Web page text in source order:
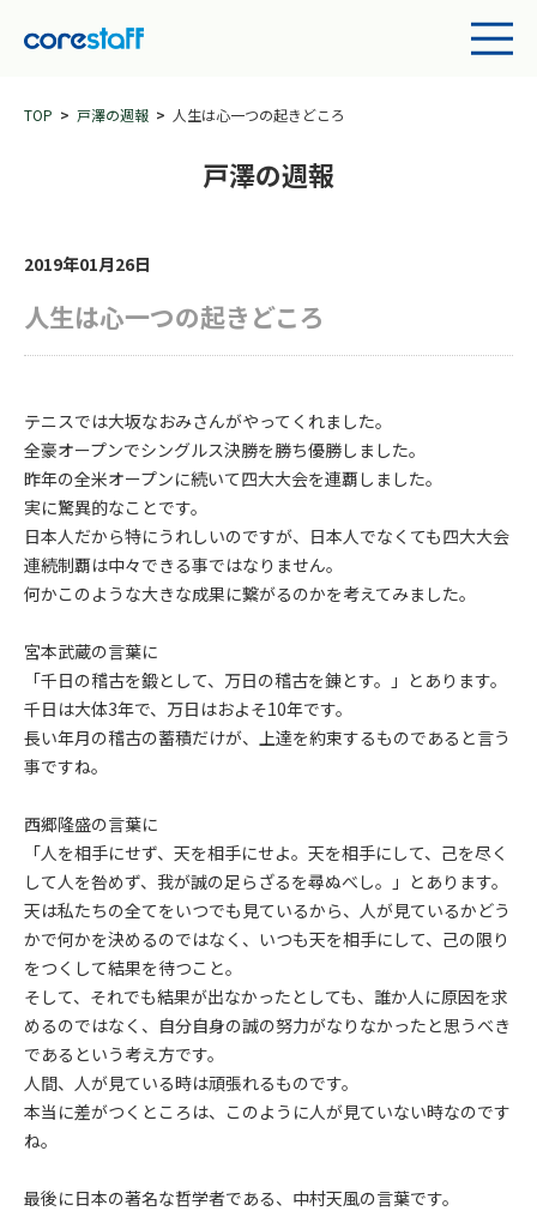
TOP 戸澤の週報 人生は心一つの起きどころ
戸澤の週報
2019年01月26日
人生は心一つの起きどころ
テニスでは大坂なおみさんがやってくれました。
全豪オープンでシングルス決勝を勝ち優勝しました。
昨年の全米オープンに続いて四大大会を連覇しました。
実に驚異的なことです。
日本人だから特にうれしいのですが、日本人でなくても四大大会
連続制覇は中々できる事ではなりません。
何かこのような大きな成果に繋がるのかを考えてみました。
宮本武蔵の言葉に
「千日の稽古を鍛として、万日の稽古を錬とす。」とあります。
千日は大体3年で、万日はおよそ10年です。
長い年月の稽古の蓄積だけが、上達を約束するものであると言う
事ですね。
西郷隆盛の言葉に
「人を相手にせず、天を相手にせよ。天を相手にして、己を尽く
して人を咎めず、我が誠の足らざるを尋ぬべし。」とあります。
天は私たちの全てをいつでも見ているから、人が見ているかどう
かで何かを決めるのではなく、いつも天を相手にして、己の限り
をつくして結果を待つこと。
そして、それでも結果が出なかったとしても、誰か人に原因を求
めるのではなく、自分自身の誠の努力がなりなかったと思うべき
であるという考え方です。
人間、人が見ている時は頑張れるものです。
本当に差がつくところは、このように人が見ていない時なのです
ね。
最後に日本の著名な哲学者である、中村天風の言葉です。